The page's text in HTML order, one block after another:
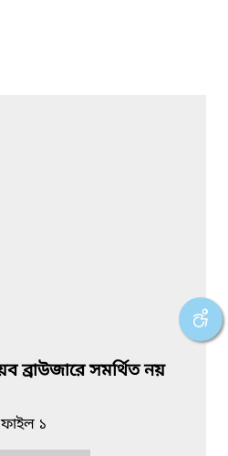
ব্রাউজারে সমর্থিত নয়
ফাইল ১